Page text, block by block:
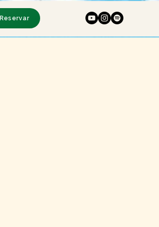
Reservar